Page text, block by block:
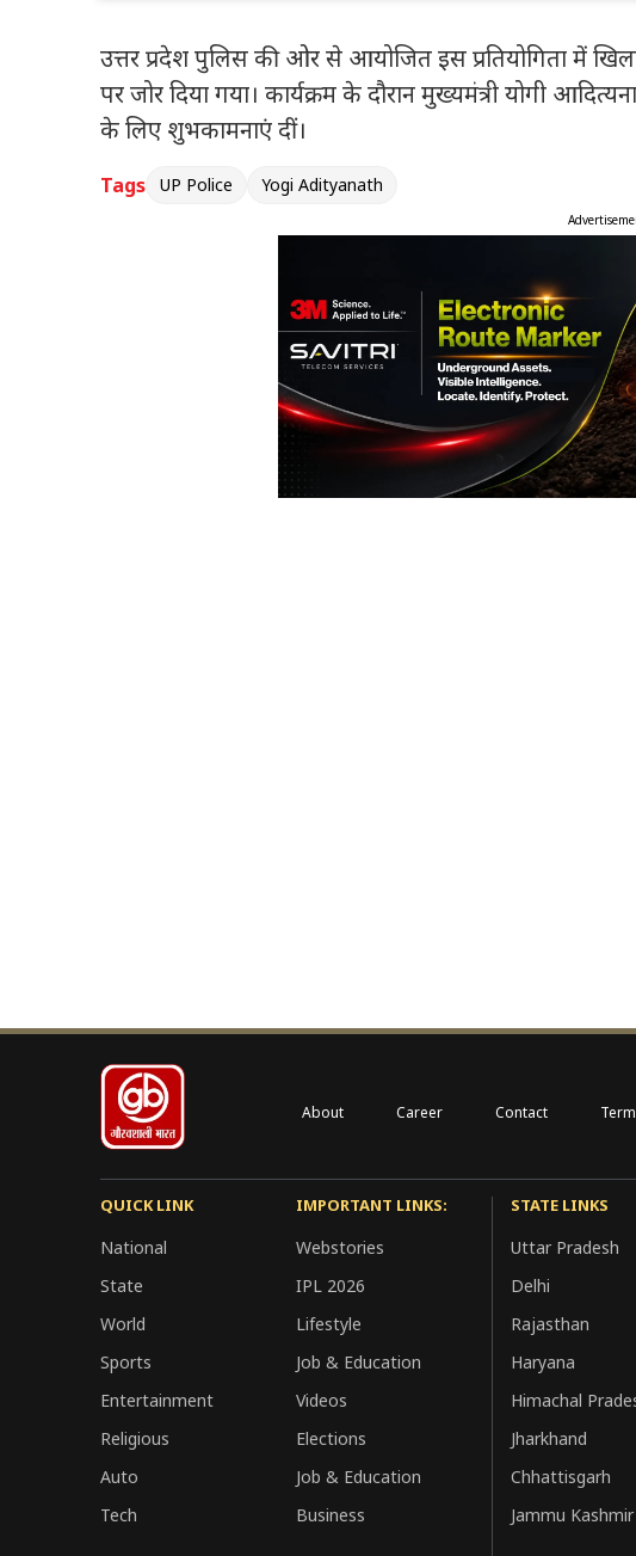
उत्तर प्रदेश पुलिस की ओर से आयोजित इस प्रतियोगिता में
पर जोर दिया गया। कार्यक्रम के दौरान मुख्यमंत्री योगी
के लिए शुभकामनाएं दीं।
Tags UP Police Yogi Adityanath
About Career Contact
QUICK LINK
National
State
World
Sports
Entertainment
Religious
Auto
Tech
IMPORTANT LINKS:
Webstories
IPL 2026
Lifestyle
Job & Education
Videos
Elections
Job & Education
Business
STATE LINKS
Uttar Pradesh
Delhi
Rajasthan
Haryana
Himachal
Jharkhand
Chhattisgarh
Jammu Kashmir